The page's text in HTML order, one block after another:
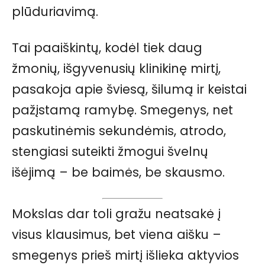
plūduriavimą.
Tai paaiškintų, kodėl tiek daug
žmonių, išgyvenusių klinikinę mirtį,
pasakoja apie šviesą, šilumą ir keistai
pažįstamą ramybę. Smegenys, net
paskutinėmis sekundėmis, atrodo,
stengiasi suteikti žmogui švelnų
išėjimą – be baimės, be skausmo.
Mokslas dar toli gražu neatsakė į
visus klausimus, bet viena aišku –
smegenys prieš mirtį išlieka aktyvios